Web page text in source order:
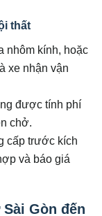
thất
nhôm kính, hoặc
xe nhận vận
được tính phí
chở.
cấp trước kích
và báo giá
Gòn đến